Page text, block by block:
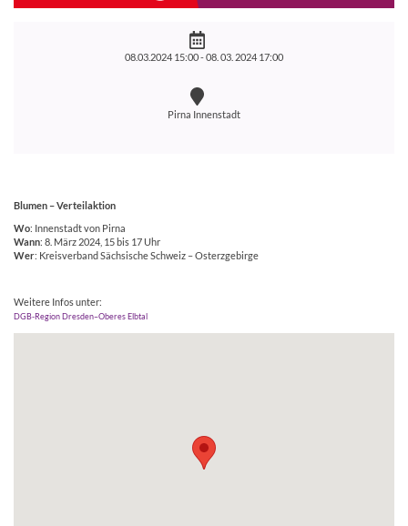
08.03.2024 15:00 -08. 03. 2024 17:00
Pirna Innenstadt
Blumen – Verteilaktion
Wo: Innenstadt von Pirna
Wann: 8. März 2024, 15 bis 17 Uhr
Wer: Kreisverband Sächsische Schweiz – Osterzgebirge
Weitere Infos unter:
DGB-Region Dresden–Oberes Elbtal